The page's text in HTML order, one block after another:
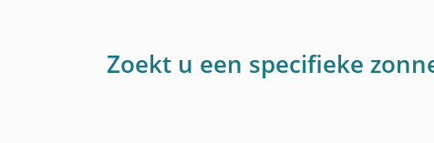
Zoekt u een specifieke